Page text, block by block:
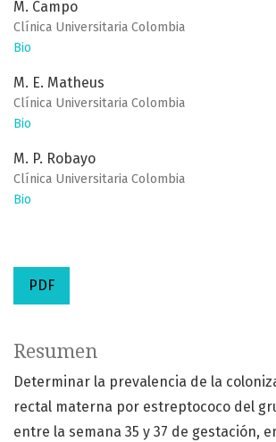
M. Campo
Clínica Universitaria Colombia
Bio
M. E. Matheus
Clínica Universitaria Colombia
Bio
M. P. Robayo
Clínica Universitaria Colombia
Bio
PDF
Resumen
Determinar la prevalencia de la
rectal materna por estreptococo del
entre la semana 35 y 37 de gestación,